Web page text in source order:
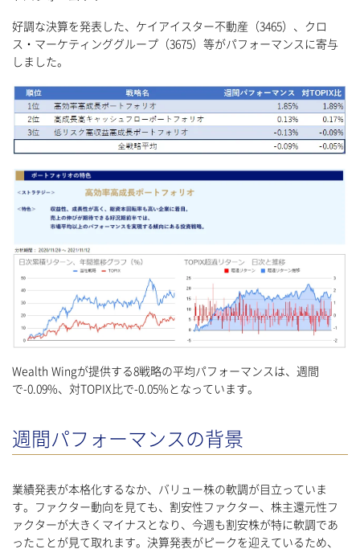
好調な決算を発表した、ケイアイスター不動産（3465）、クロ
ス・マーケティンググループ（3675）等がパフォーマンスに寄与
しました。
Wealth Wingが提供する8戦略の平均パフォーマンスは、週間
で-0.09%、対TOPIX比で-0.05%となっています。
週間パフォーマンスの背景
業績発表が本格化するなか、バリュー株の軟調が目立っていま
す。ファクター動向を見ても、割安性ファクター、株主還元性フ
ァクターが大きくマイナスとなり、今週も割安株が特に軟調であ
ったことが見て取れます。決算発表がピークを迎えているため、